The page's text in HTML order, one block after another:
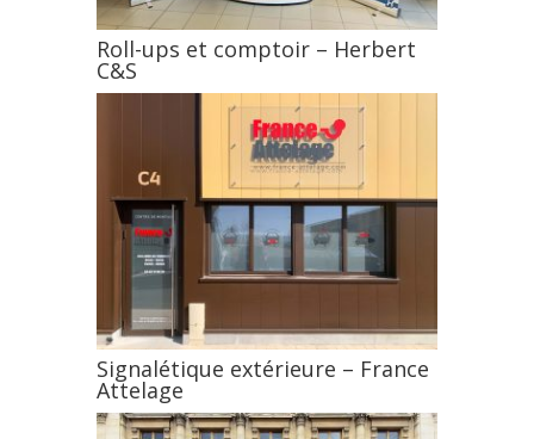
Roll-ups et comptoir – Herbert
C&S
Signalétique extérieure – France
Attelage